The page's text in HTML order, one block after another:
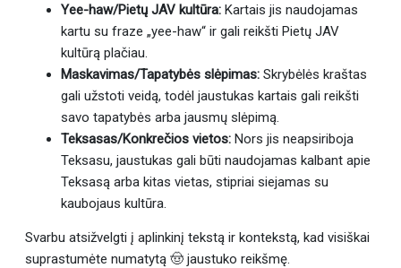
Yee-haw/Pietų JAV kultūra: Kartais jis naudojamas
kartu su fraze „yee-haw“ ir gali reikšti Pietų JAV
kultūrą plačiau.
Maskavimas/Tapatybės slėpimas: Skrybėlės kraštas
gali užstoti veidą, todėl jaustukas kartais gali reikšti
savo tapatybės arba jausmų slėpimą.
Teksasas/Konkrečios vietos: Nors jis neapsiriboja
Teksasu, jaustukas gali būti naudojamas kalbant apie
Teksasą arba kitas vietas, stipriai siejamas su
kaubojaus kultūra.
Svarbu atsižvelgti į aplinkinį tekstą ir kontekstą, kad visiškai
suprastumėte numatytą 🤠 jaustuko reikšmę.